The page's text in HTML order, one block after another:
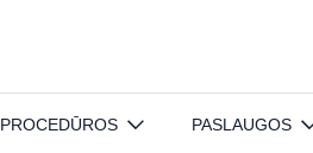
PROCEDŪROS PASLAUGOS